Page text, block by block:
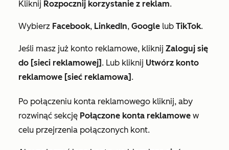
Kliknij Rozpocznij korzystanie z reklam.
Wybierz Facebook, LinkedIn, Google lub TikTok.
Jeśli masz już konto reklamowe, kliknij Zaloguj się
do [sieci reklamowej] . Lub kliknij Utwórz konto
reklamowe [sieć reklamowa] .
Po połączeniu konta reklamowego kliknij, aby
rozwinąć sekcję Połączone konta reklamowe w
celu przejrzenia połączonych kont.